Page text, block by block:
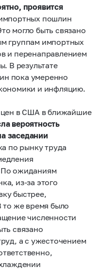
проявится
пошлин
могло быть связано
группам импортных
и перенаправлением
В результате
пока умеренно
и инфляцию.
цен в США в ближайшие
вероятность
заседании
по рынку труда
ожиданиям
из‑за этого
быстрее,
то же время было
численности
связано
а с ужесточением